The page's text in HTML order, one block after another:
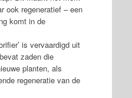
ook regeneratief – een
komt in de
is vervaardigd uit
zaden die
planten, als
regeneratie van de